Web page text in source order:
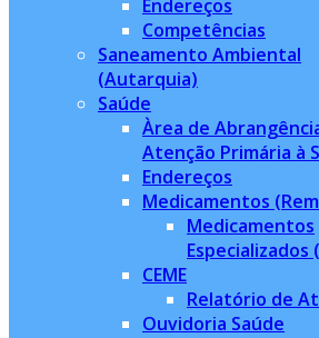
Endereços
Competências
Saneamento Ambiental
(Autarquia)
Saúde
Àrea de
Atenção Primária à
Endereços
Medicamentos
Medicamentos
CEME
Relatório de
Ouvidoria Saúde